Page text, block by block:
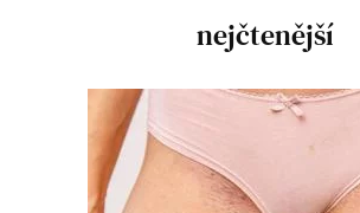
nejčtenější